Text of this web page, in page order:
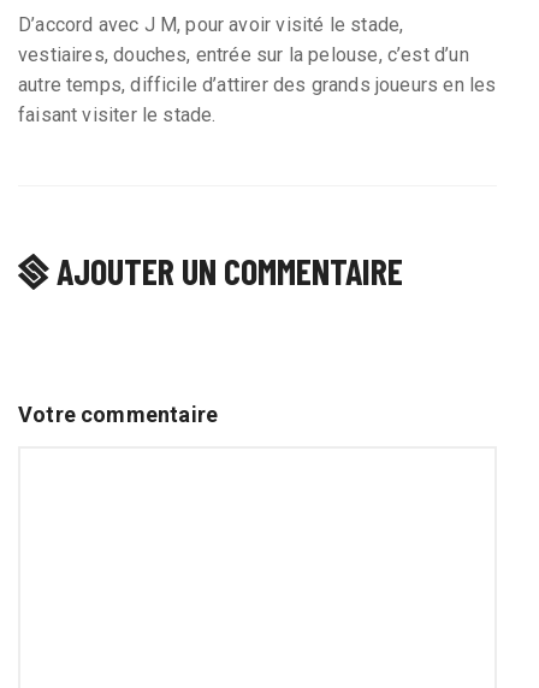
D’accord avec J M, pour avoir visité le stade,
vestiaires, douches, entrée sur la pelouse, c’est d’un
autre temps, difficile d’attirer des grands joueurs en les
faisant visiter le stade.
AJOUTER UN COMMENTAIRE
Votre commentaire